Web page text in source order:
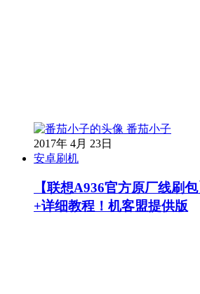
番茄小子
2017年 4月 23日
安卓刷机
【联想A936官方原厂线刷
+详细教程！机客盟提供版